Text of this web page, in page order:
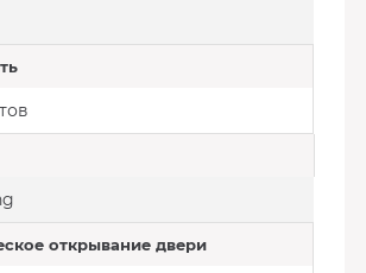
открывание двери